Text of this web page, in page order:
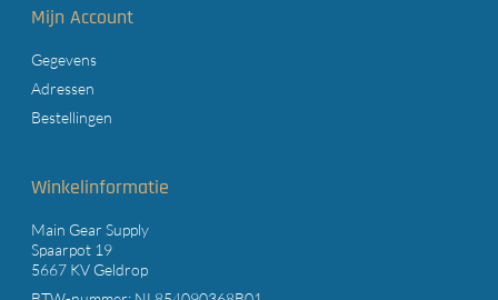
Mijn Account
Gegevens
Adressen
Bestellingen
Winkelinformatie
Main Gear Supply
Spaarpot 19
5667 KV Geldrop